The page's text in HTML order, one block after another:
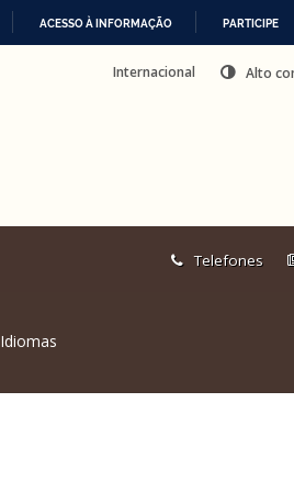
ACESSO À INFORMAÇÃO PARTICIPE
Internacional Alto
Link
Telefones
Idiomas